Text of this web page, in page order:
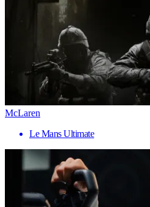
McLaren
Le Mans Ultimate